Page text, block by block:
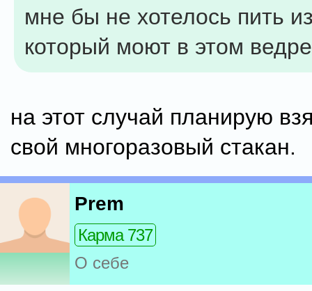
мне бы не хотелось пить
который моют в этом
на этот случай планирую
свой многоразовый стакан.
Prem
Карма 737
О себе